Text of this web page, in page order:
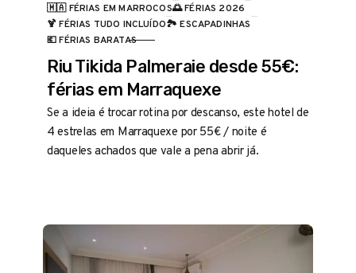
CATEGORIA
🇲🇦 FÉRIAS EM MARROCOS🌅 FÉRIAS 2026
🍹 FÉRIAS TUDO INCLUÍDO🏞️ ESCAPADINHAS
💶 FÉRIAS BARATAS
Riu Tikida Palmeraie desde 55€:
férias em Marraquexe
Se a ideia é trocar rotina por descanso, este hotel de
4 estrelas em Marraquexe por 55€ / noite é
daqueles achados que vale a pena abrir já.